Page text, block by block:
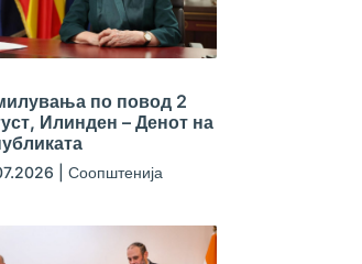
по повод 2
Илинден – Денот на
Соопштенија